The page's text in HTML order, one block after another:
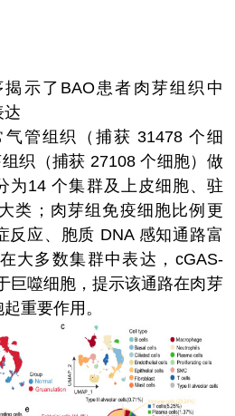
示了BAO患者肉芽组织中
达
管组织（捕获 31478 个细
织（捕获 27108 个细胞）做
为14 个集群及上皮细胞、驻
类；肉芽组免疫细胞比例更
反应、胞质 DNA 感知通路富
大多数集群中表达，cGAS-
巨噬细胞，提示该通路在肉芽
重要作用。